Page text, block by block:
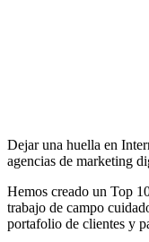
Dejar una huella en
agencias de marketing
Hemos creado un Top
trabajo de campo
portafolio de clientes y